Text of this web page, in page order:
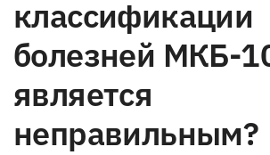
классификации
болезней МКБ-
является
неправильным?